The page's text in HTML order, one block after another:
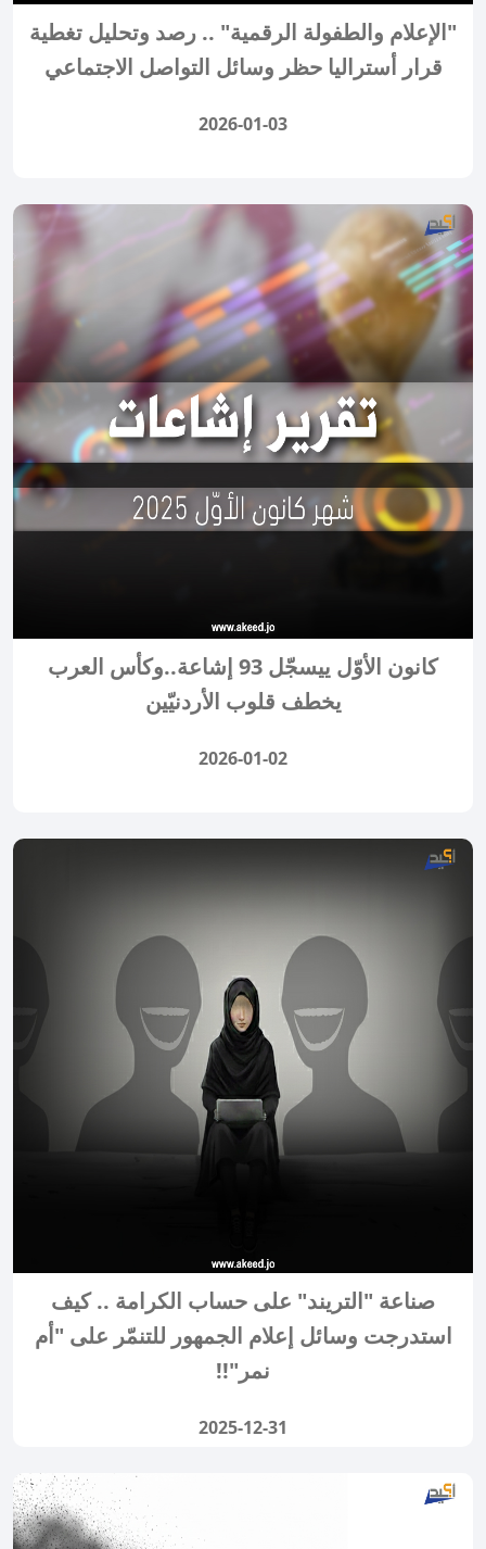
"الإعلام والطفولة الرقمية" .. رصد وتحليل تغطية
قرار أستراليا حظر وسائل التواصل الاجتماعي
2026-01-03
كانون الأوّل ييسجّل 93 إشاعة..وكأس العرب
يخطف قلوب الأردنيّين
2026-01-02
صناعة "التريند" على حساب الكرامة .. كيف
استدرجت وسائل إعلام الجمهور للتنمّر على "أم
نمر"!!
2025-12-31